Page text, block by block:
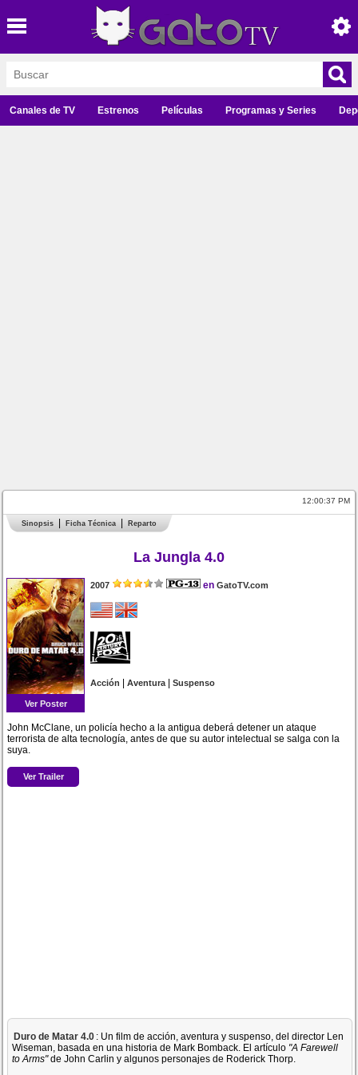
Canales de TV Estrenos Películas Programas y Series
12:00:37 PM
Sinopsis Ficha Técnica Reparto
La Jungla 4.0
Ver Poster
2007 en GatoTV.com
Acción |Aventura|Suspenso
John McClane, un policía hecho a la antigua deberá detener un ataque
terrorista de alta tecnología, antes de que su autor intelectual se salga con la
suya.
Ver Trailer
Duro de Matar 4.0 : Un film de acción, aventura y suspenso, del director Len
Wiseman, basada en una historia de Mark Bomback. El artículo "A Farewell
to Arms"de John Carlin y algunos personajes de Roderick Thorp.